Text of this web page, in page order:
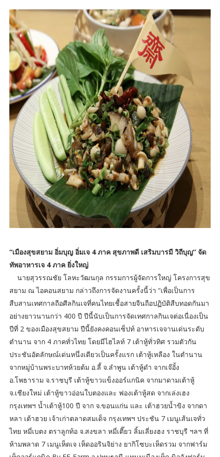
“เมืองสุขสยาม อิ่มบุญ อิ่มเจ 4 ภาค สุขภาพดี เสริมบารมี วิถีบุญ” จัด
ทัพอาหารเจ 4 ภาค ยิ่งใหญ่
นายสุวรรณชัย โลหะวัฒนกุล กรรมการผู้จัดการใหญ่ โครงการสุข
สยาม ณ ไอคอนสยาม กล่าวถึงการจัดงานครั้งนี้ว่า “เพื่อเป็นการ
สืบสานเทศกาลถือศีลกินเจที่คนไทยเชื้อสายจีนถือปฏิบัติสืบทอดกันมา
อย่างยาวนานกว่า 400 ปี ปีนี้นับเป็นการจัดเทศกาลกินเจต่อเนื่องเป็น
ปีที่ 2 ของเมืองสุขสยาม ปีนี้ยังคงคอนเซ็ปท์ อาหารเจจานเด่นระดับ
ตำนาน จาก 4 ภาคทั่วไทย โดยมีไฮไลท์ 7 เต้าหู้ทั่วทิศ รวมตัวกัน
ประชันอัตลักษณ์เด่นหนึ่งเดียวเป็นครั้งแรก เต้าหู้เหลือง ในตำนาน
จากหมู่บ้านพระบาทห้วยต้ม อ.ลี้ จ.ลำพูน เต้าหู้ดำ จากเจ๊อั้ง
อ.โพธาราม จ.ราชบุรี เต้าหู้ขาวแข็งออร์แกนิค จากมาดามเต้าหู้
จ.เชียงใหม่ เต้าหู้ขาวอ่อนใบตองและ ฟองเต้าหู้สด จากเล่งเฮง
กรุงเทพฯ น้ำเต้าหู้100 ปี จาก จ.ขอนแก่น และ เต้าฮวยน้ำขิง จากดา
หลา เต้าฮวย เจ้าเก่าตลาดสมเด็จ กรุงเทพฯ ประชัน 7 เมนูเส้นเจทั่ว
ไทย หมี่เบตง ตราลูกท้อ จ.สงขลา หมี่เตี๊ยว ลิ้มเลี่ยงฮง ราชบุรี ฯลฯ ที่
ห้ามพลาด 7 เมนูเห็ดเจ เห็ดออรินจิย่าง ยากิโซบะเห็ดรวม จากฟาร์ม